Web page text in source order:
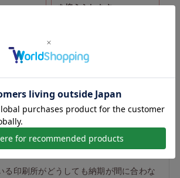
を抑えられます。
面印刷｜フチあり】不織布アドバッグPET
手付き A4縦サイズ｜100枚入
る印刷所がどうしても納期が間に合わな